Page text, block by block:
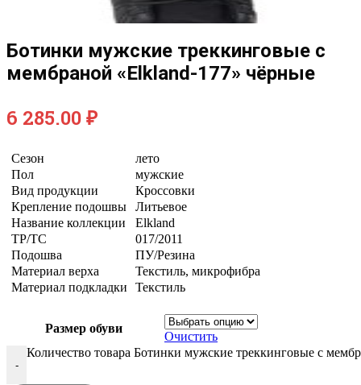
Ботинки мужские треккинговые с
мембраной «Elkland-177» чёрные
6 285.00₽
Сезон
лето
Пол
мужские
Вид продукции
Кроссовки
Крепление подошвы
Литьевое
Название коллекции
Elkland
ТР/ТС
017/2011
Подошва
ПУ/Резина
Материал верха
Текстиль, микрофибра
Материал подкладки
Текстиль
Размер обуви
Очистить
-
Количество товара Ботинки мужские треккинговые с